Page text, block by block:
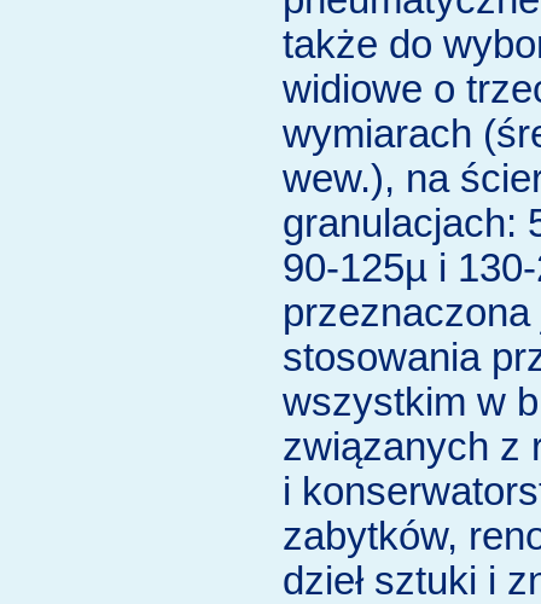
także do
widiowe o
wymiarach
wew.), na
granulacjach:
90-125µ i
przeznaczona
stosowania
wszystkim w
związanych z
i
zabytków,
dzieł sztuki i